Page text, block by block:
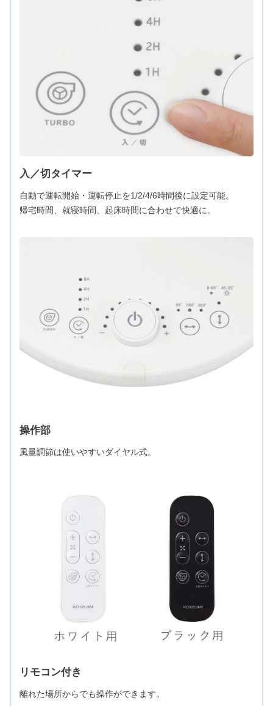
入／切タイマー
自動で運転開始・運転停止を1/2/4/6時間後に設定可能。
帰宅時間、就寝時間、起床時間に合わせて快適に。
操作部
風量調節は使いやすいダイヤル式。
リモコン付き
離れた場所からでも操作ができます。